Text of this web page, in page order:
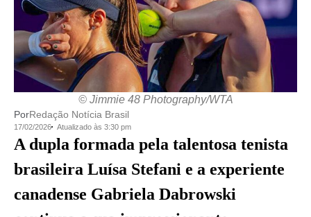
© Jimmie 48 Photography/WTA
PorRedação Notícia Brasil
17/02/2026 Atualizado às 3:30 pm
A dupla formada pela talentosa tenista
brasileira Luísa Stefani e a experiente
canadense Gabriela Dabrowski